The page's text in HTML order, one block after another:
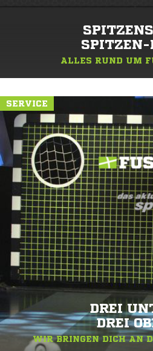
SPITZEN-
ALLES RUND UM
SERVICE
DREI
DREI
WIR BRINGEN DICH AN